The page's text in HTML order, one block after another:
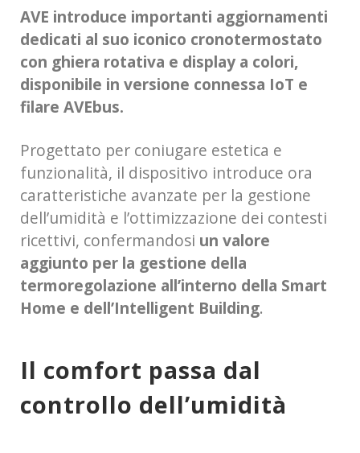
AVE introduce importanti aggiornamenti
dedicati al suo iconico cronotermostato
con ghiera rotativa e display a colori,
disponibile in versione connessa IoT e
filare AVEbus.
Progettato per coniugare estetica e
funzionalità, il dispositivo introduce ora
caratteristiche avanzate per la gestione
dell’umidità e l’ottimizzazione dei contesti
ricettivi, confermandosi un valore
aggiunto per la gestione della
termoregolazione all’interno della Smart
Home e dell’Intelligent Building.
Il comfort passa dal
controllo dell’umidità